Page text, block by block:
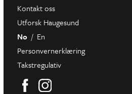
Kontakt oss
Utforsk Haugesund
No
En
Personvernerklæring
Takstregulativ